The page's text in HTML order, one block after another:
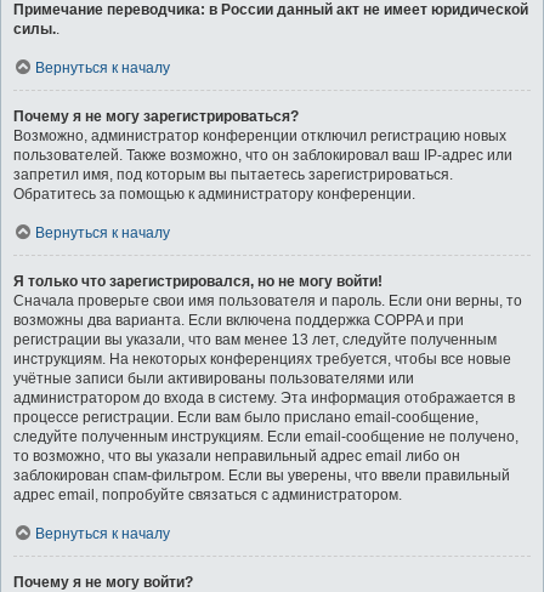
Примечание переводчика: в России данный акт не имеет юридической
силы..
Вернуться к началу
Почему я не могу зарегистрироваться?
Возможно, администратор конференции отключил регистрацию новых
пользователей. Также возможно, что он заблокировал ваш IP-адрес или
запретил имя, под которым вы пытаетесь зарегистрироваться.
Обратитесь за помощью к администратору конференции.
Вернуться к началу
Я только что зарегистрировался, но не могу войти!
Сначала проверьте свои имя пользователя и пароль. Если они верны, то
возможны два варианта. Если включена поддержка COPPA и при
регистрации вы указали, что вам менее 13 лет, следуйте полученным
инструкциям. На некоторых конференциях требуется, чтобы все новые
учётные записи были активированы пользователями или
администратором до входа в систему. Эта информация отображается в
процессе регистрации. Если вам было прислано email-сообщение,
следуйте полученным инструкциям. Если email-сообщение не получено,
то возможно, что вы указали неправильный адрес email либо он
заблокирован спам-фильтром. Если вы уверены, что ввели правильный
адрес email, попробуйте связаться с администратором.
Вернуться к началу
Почему я не могу войти?